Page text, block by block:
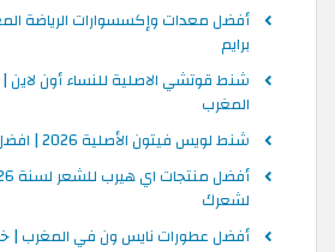
أفضل معدات وإكسسوارات الرياضة
برايم
شنط قوتشي الاصلية للنساء أون
المغرب
شنط لويس فيتون الأصلية 2026 | افضل حقائب Louis Vuitton
لشعرك
أفضل عطورات نايس ون في المغرب |